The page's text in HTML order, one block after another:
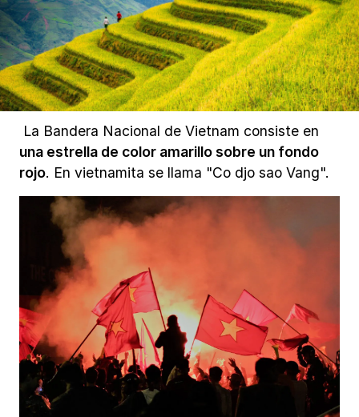
La Bandera Nacional de Vietnam consiste en
una estrella de color amarillo sobre un fondo
rojo. En vietnamita se llama "Co djo sao Vang".